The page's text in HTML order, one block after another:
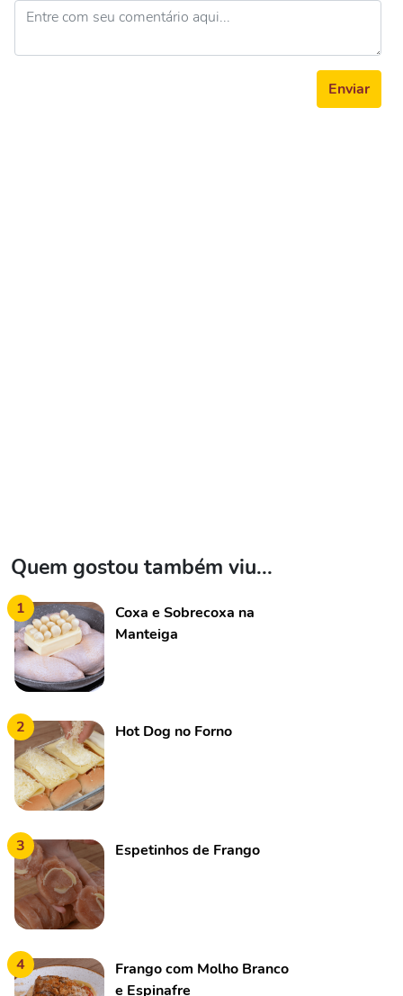
Enviar
Quem gostou também viu...
1
Coxa e Sobrecoxa na
Manteiga
2 Hot Dog no Forno
3 Espetinhos de Frango
4
Frango com Molho Branco
e Espinafre